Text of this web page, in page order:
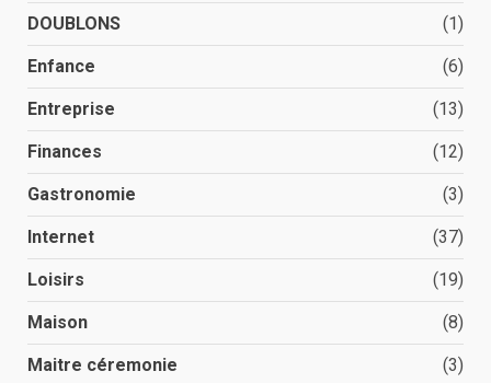
DOUBLONS (1)
Enfance (6)
Entreprise (13)
Finances (12)
Gastronomie (3)
Internet (37)
Loisirs (19)
Maison (8)
Maitre céremonie (3)